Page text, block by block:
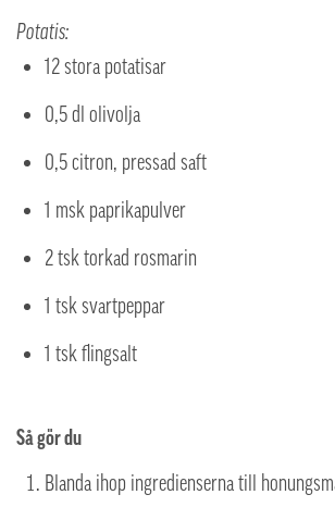
Potatis:
12 stora potatisar
0,5 dl olivolja
0,5 citron, pressad saft
1 msk paprikapulver
2 tsk torkad rosmarin
1 tsk svartpeppar
1 tsk flingsalt
Så gör du
Blanda ihop ingredienserna till